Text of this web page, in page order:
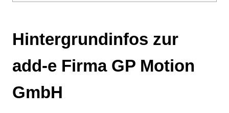
Hintergrundinfos zur
add-e Firma GP Motion
GmbH